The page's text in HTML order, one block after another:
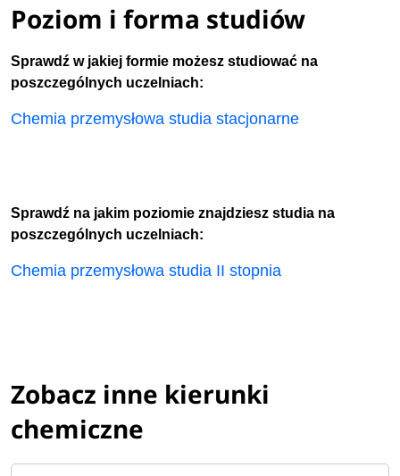
Poziom i forma studiów
Sprawdź w jakiej formie możesz studiować na
poszczególnych uczelniach:
Chemia przemysłowa studia stacjonarne
Sprawdź na jakim poziomie znajdziesz studia na
poszczególnych uczelniach:
Chemia przemysłowa studia II stopnia
Zobacz inne kierunki
chemiczne